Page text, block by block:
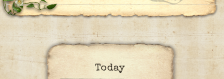
Today